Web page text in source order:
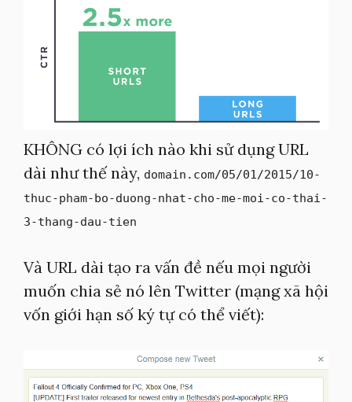
KHÔNG có lợi ích nào khi sử dụng URL
dài như thế này, domain.com/05/01/2015/10-
thuc-pham-bo-duong-nhat-cho-me-moi-co-thai-
3-thang-dau-tien
Và URL dài tạo ra vấn đề nếu mọi người
muốn chia sẻ nó lên Twitter (mạng xã hội
vốn giới hạn số ký tự có thể viết):